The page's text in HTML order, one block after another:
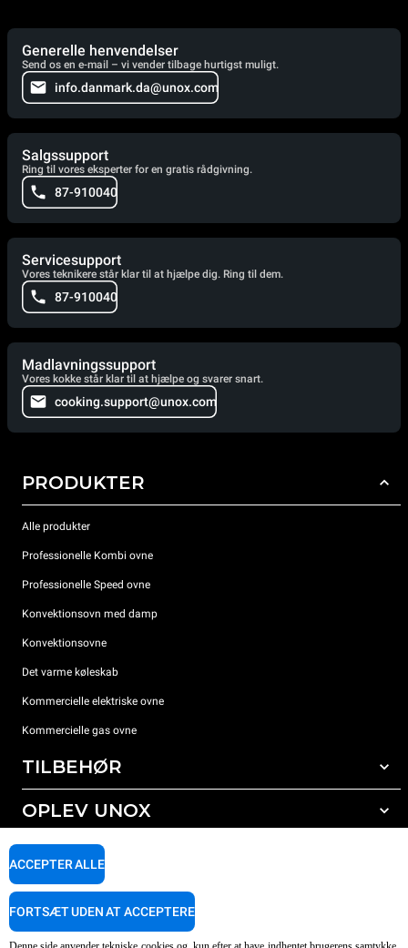
Generelle henvendelser
Send os en e-mail – vi vender tilbage hurtigst muligt.
info.danmark.da@unox.com
Salgssupport
Ring til vores eksperter for en gratis rådgivning.
87-910040
Servicesupport
Vores teknikere står klar til at hjælpe dig. Ring til dem.
87-910040
Madlavningssupport
Vores kokke står klar til at hjælpe og svarer snart.
cooking.support@unox.com
PRODUKTER
Alle produkter
Professionelle Kombi ovne
Professionelle Speed ovne
Konvektionsovn med damp
Konvektionsovne
Det varme køleskab
Kommercielle elektriske ovne
Kommercielle gas ovne
TILBEHØR
Alt tilbehør
Rengøringsmidler til manuel vask
OPLEV UNOX
Vores kontorer rundt om i verden
SUPPORT
ACCEPTER ALLE
FORTSÆT UDEN AT ACCEPTERE